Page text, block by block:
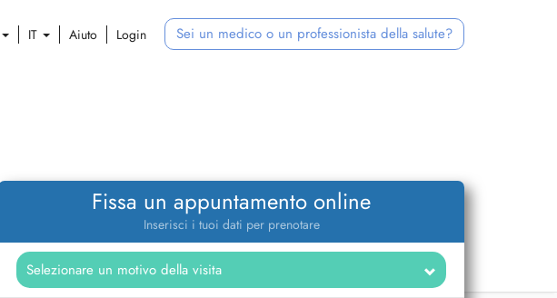
IT Aiuto Login Sei un medico o un professionista della salute?
Fissa un appuntamento online
Inserisci i tuoi dati per prenotare